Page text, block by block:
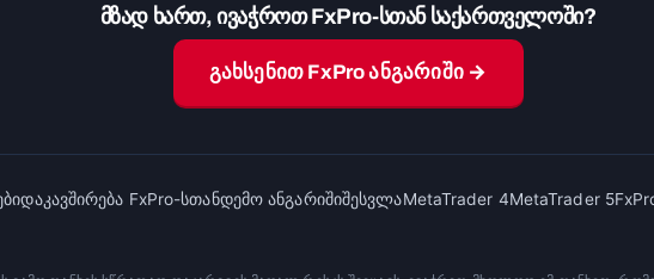
მზად ხართ, ივაჭროთ FxPro-სთან საქართველოში?
გახსენით FxPro ანგარიში →
დაკავშირება FxPro-სთანდემო ანგარიშიშესვლაMetaTrader 4MetaTrader 5